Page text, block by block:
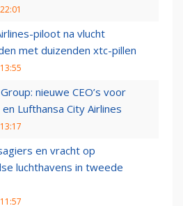
piloot na vlucht
met duizenden xtc-pillen
nieuwe CEO’s voor
Lufthansa City Airlines
en vracht op
luchthavens in tweede